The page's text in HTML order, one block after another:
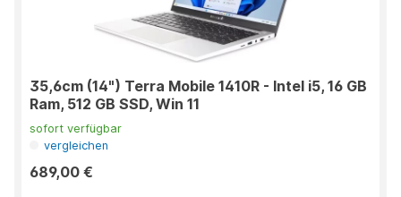
35,6cm (14") Terra Mobile 1410R - Intel i5, 16 GB
Ram, 512 GB SSD, Win 11
sofort verfügbar
vergleichen
689,00 €